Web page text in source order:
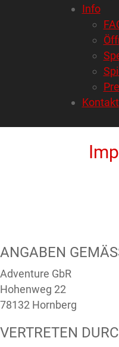
Info
Kontakt
ANGABEN
Adventure GbR
Hohenweg 22
78132 Hornberg
VERTRETEN